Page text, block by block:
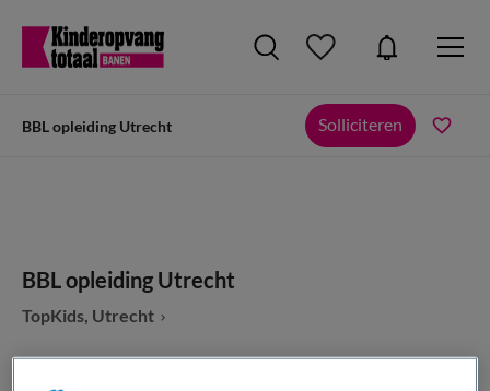
BBL opleiding Utrecht Solliciteren
BBL opleiding Utrecht
TopKids, Utrecht